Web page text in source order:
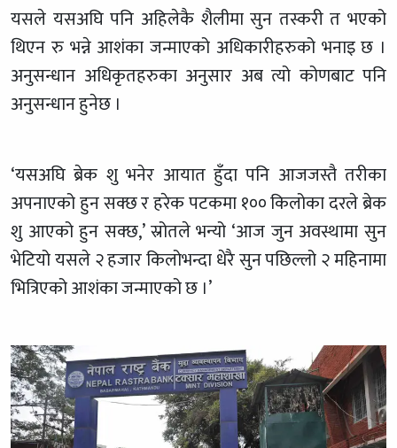
यसले यसअघि पनि अहिलेकै शैलीमा सुन तस्करी त भएको
थिएन रु भन्ने आशंका जन्माएको अधिकारीहरुको भनाइ छ ।
अनुसन्धान अधिकृतहरुका अनुसार अब त्यो कोणबाट पनि
अनुसन्धान हुनेछ ।
‘यसअघि ब्रेक शु भनेर आयात हुँदा पनि आजजस्तै तरीका
अपनाएको हुन सक्छ र हरेक पटकमा १०० किलोका दरले ब्रेक
शु आएको हुन सक्छ,’ स्रोतले भन्यो ‘आज जुन अवस्थामा सुन
भेटियो यसले २ हजार किलोभन्दा धेरै सुन पछिल्लो २ महिनामा
भित्रिएको आशंका जन्माएको छ ।’